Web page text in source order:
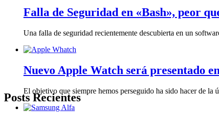
Falla de Seguridad en «Bash», peor
Una falla de seguridad recientemente descubierta en un
Nuevo Apple Watch será presentado
El objetivo que siempre hemos perseguido ha sido hacer de
Posts Recientes